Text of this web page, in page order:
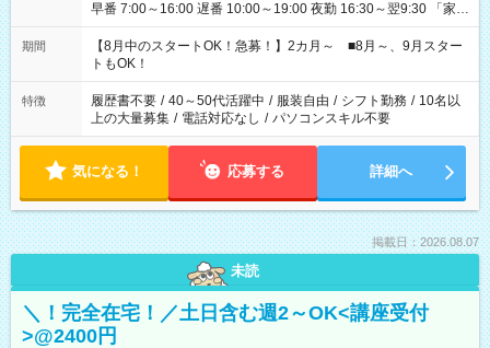
早番 7:00～16:00 遅番 10:00～19:00 夜勤 16:30～翌9:30 「家族
と休みを合わせたい」 「余裕を持って夕飯の準備がしたい」
「できれば残業はしたくない」 など、ご希望を教えてください
ね。 ※Wワーク希望の方へ 今ご覧のお仕事で希望する勤務時間
と、もう1つのお仕事の勤務時間。 合計で週40時間を超える場
合は応募できません。
期間
【8月中のスタートOK！急募！】2カ月～ ■8月～、9月スター
トもOK！
特徴 履歴書不要 / 40～50代活躍中 / 服装自由 / シフト勤務 / 10名以
上の大量募集 / 電話対応なし / パソコンスキル不要
気になる！ 応募する 詳細へ
掲載日：2026.08.07
未読
＼！完全在宅！／土日含む週2～OK<講座受付
>@2400円